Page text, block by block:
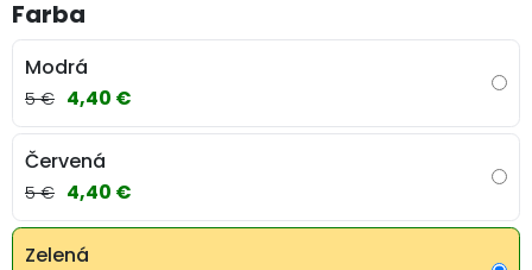
Farba
Modrá
5 € 4,40 €
Červená
5 € 4,40 €
Zelená